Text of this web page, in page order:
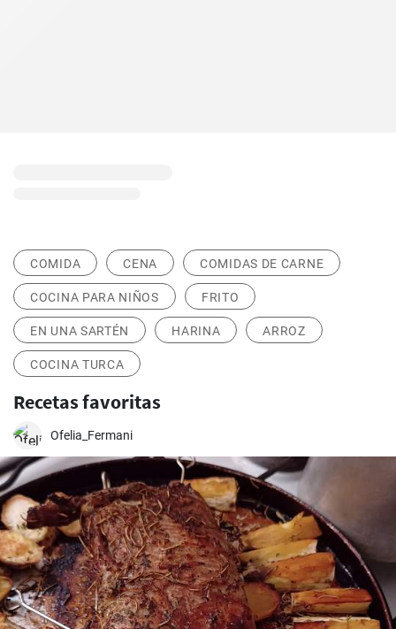
COMIDA CENA COMIDAS DE CARNE
COCINA PARA NIÑOS FRITO
EN UNA SARTÉN HARINA ARROZ
COCINA TURCA
Recetas favoritas
Ofelia_Fermani